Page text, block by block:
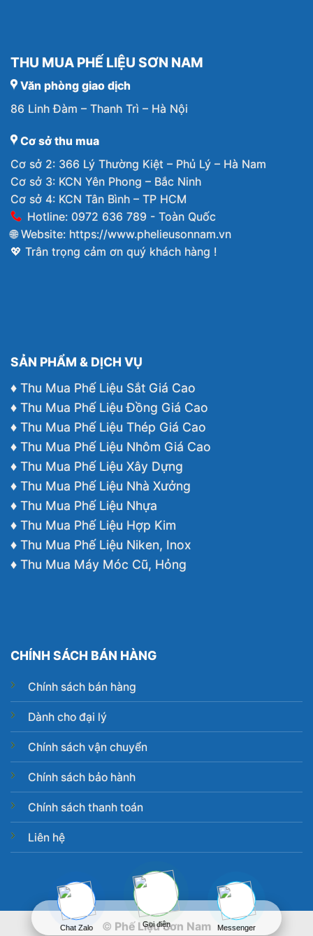
THU MUA PHẾ LIỆU SƠN NAM
Văn phòng giao dịch
86 Linh Đàm – Thanh Trì – Hà Nội
Cơ sở thu mua
Cơ sở 2: 366 Lý Thường Kiệt – Phủ Lý – Hà Nam
Cơ sở 3: KCN Yên Phong – Bắc Ninh
Cơ sở 4: KCN Tân Bình – TP HCM
Hotline: 0972 636 789 - Toàn Quốc
🌐 Website: https://www.phelieusonnam.vn
💖 Trân trọng cảm ơn quý khách hàng !
SẢN PHẨM & DỊCH VỤ
♦ Thu Mua Phế Liệu Sắt Giá Cao
♦ Thu Mua Phế Liệu Đồng Giá Cao
♦ Thu Mua Phế Liệu Thép Giá Cao
♦ Thu Mua Phế Liệu Nhôm Giá Cao
♦ Thu Mua Phế Liệu Xây Dựng
♦ Thu Mua Phế Liệu Nhà Xưởng
♦ Thu Mua Phế Liệu Nhựa
♦ Thu Mua Phế Liệu Hợp Kim
♦ Thu Mua Phế Liệu Niken, Inox
♦ Thu Mua Máy Móc Cũ, Hỏng
CHÍNH SÁCH BÁN HÀNG
Chính sách bán hàng
Dành cho đại lý
Chính sách vận chuyển
Chính sách bảo hành
Chính sách thanh toán
Liên hệ
© Phế Liệu Sơn Nam
Chat Zalo Gọi điện Messenger